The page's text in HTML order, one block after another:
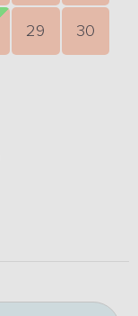
29 30